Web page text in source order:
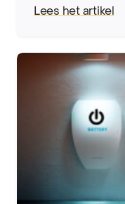
Lees het artikel